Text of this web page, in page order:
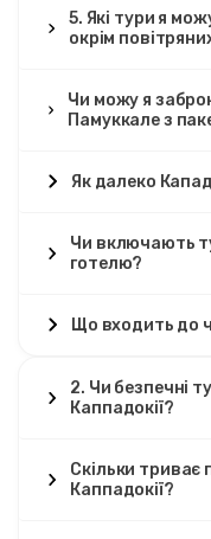
5. Які тури я
окрім
Чи можу я
Памуккале з
Як далеко
Чи включають
готелю?
Що входить до
2. Чи безпечні
Каппадокії?
Скільки триває
Каппадокії?